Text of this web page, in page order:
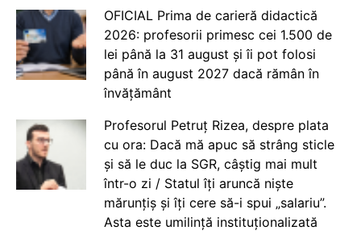
OFICIAL Prima de carieră didactică
2026: profesorii primesc cei 1.500 de
lei până la 31 august și îi pot folosi
până în august 2027 dacă rămân în
învățământ
Profesorul Petruț Rizea, despre plata
cu ora: Dacă mă apuc să strâng sticle
și să le duc la SGR, câștig mai mult
într-o zi / Statul îți aruncă niște
mărunțiș și îți cere să-i spui „salariu”.
Asta este umilință instituționalizată